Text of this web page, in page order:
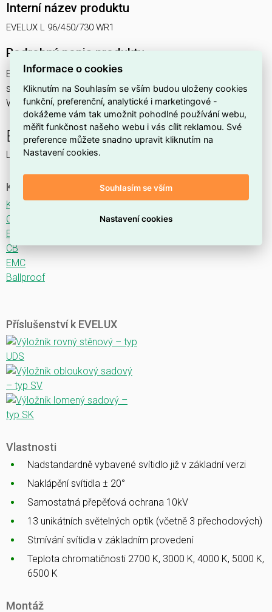
Interní název produktu
EVELUX L 96/450/730 WR1
Podrobný popis produktu
EVELUX L 96/450/730 WR1 154W IP66
svítidlo pouliční s modulem LED, spektrum 730A3, optika
WR1 (Wide Road TYPE II/III)
EVELUX
LED svítidlo pro osvětlení komunikací.
Ke stažení
Katalogový list
CE
ENEC
CB
EMC
Ballproof
Příslušenství k EVELUX
Vlastnosti
Nadstandardně vybavené svítidlo již v základní verzi
Naklápění svítidla ± 20°
Samostatná přepěťová ochrana 10kV
13 unikátních světelných optik (včetně 3 přechodových)
Stmívání svítidla v základním provedení
Teplota chromatičnosti 2700 K, 3000 K, 4000 K, 5000 K,
6500 K
Montáž
Informace o cookies
Kliknutím na Souhlasím se vším budou uloženy cookies
funkční, preferenční, analytické i marketingové -
dokážeme vám tak umožnit pohodlné používání webu,
měřit funkčnost našeho webu i vás cílit reklamou. Své
preference můžete snadno upravit kliknutím na
Nastavení cookies.
Souhlasím se vším
Nastavení cookies